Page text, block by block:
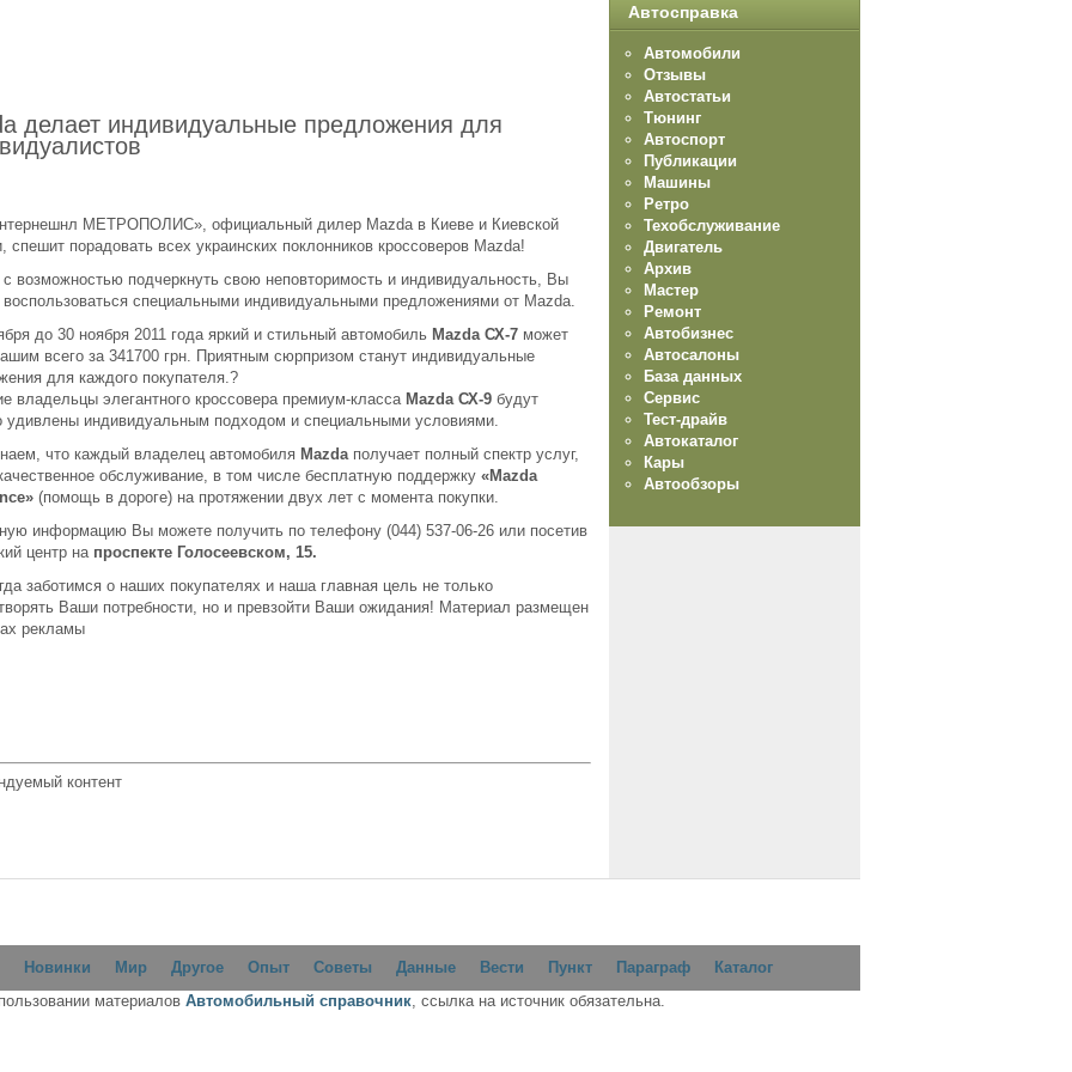
делает индивидуальные предложения для
МЕТРОПОЛИС», официальный дилер Mazda в Киеве и Киевской
спешит порадовать всех украинских поклонников кроссоверов Mazda!
возможностью подчеркнуть свою неповторимость и индивидуальность, Вы
специальными индивидуальными предложениями от Mazda.
до 30 ноября 2011 года яркий и стильный автомобиль Mazda СХ-7 может
всего за 341700 грн. Приятным сюрпризом станут индивидуальные
для каждого покупателя.?
владельцы элегантного кроссовера премиум-класса Mazda СХ-9 будут
удивлены индивидуальным подходом и специальными условиями.
что каждый владелец автомобиля Mazda получает полный спектр услуг,
обслуживание, в том числе бесплатную поддержку «Mazda
(помощь в дороге) на протяжении двух лет с момента покупки.
информацию Вы можете получить по телефону (044) 537-06-26 или посетив
центр на проспекте Голосеевском, 15.
заботимся о наших покупателях и наша главная цель не только
Ваши потребности, но и превзойти Ваши ожидания! Материал размещен
рекламы
контент
Автосправка
Автомобили
Отзывы
Автостатьи
Тюнинг
Автоспорт
Публикации
Машины
Ретро
Техобслуживание
Двигатель
Архив
Мастер
Ремонт
Автобизнес
Автосалоны
База данных
Сервис
Тест-драйв
Автокаталог
Кары
Автообзоры
Новинки Мир Другое Опыт Советы Данные Вести Пункт Параграф
Каталог
материалов Автомобильный справочник, ссылка на источник обязательна.